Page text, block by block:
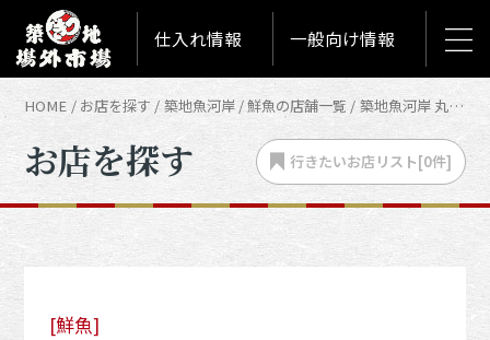
仕入れ情報 一般向け情報
HOME お店を探す 築地魚河岸 鮮魚の店舗一覧 築地魚河岸 丸集 小田原橋店
お店を探す 行きたいお店リスト[0件]
[鮮魚]